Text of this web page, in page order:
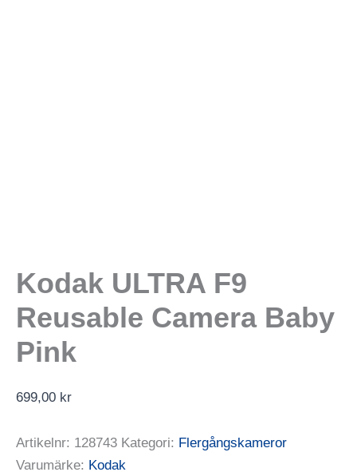
Kodak ULTRA F9
Reusable Camera Baby
Pink
699,00 kr
Artikelnr: 128743 Kategori: Flergångskameror
Varumärke: Kodak